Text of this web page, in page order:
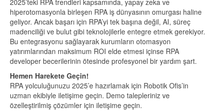
2025’teki RPA trendleri kapsamında, yapay zeka ve
hiperotomasyonla birleşen RPA iş dünyasının omurgası haline
geliyor. Ancak başarı için RPA’yi tek başına değil, AI, süreç
madenciliği ve bulut gibi teknolojilerle entegre etmek gerekiyor.
Bu entegrasyonu sağlayarak kurumların otomasyon
yatırımlarından maksimum ROI elde etmesi içinse RPA
developer becerilerinin ötesinde profesyonel bir yardım şart.
Hemen Harekete Geçin!
RPA yolculuğunuzu 2025’e hazırlamak için Robotik Ofis’in
uzman ekibiyle iletişime geçin. Demo talepleriniz ve
özelleştirilmiş çözümler için iletişime geçin.